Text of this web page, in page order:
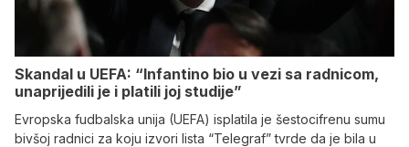
Skandal u UEFA: “Infantino bio u vezi sa radnicom,
unaprijedili je i platili joj studije”
Evropska fudbalska unija (UEFA) isplatila je šestocifrenu sumu
bivšoj radnici za koju izvori lista “Telegraf” tvrde da je bila u